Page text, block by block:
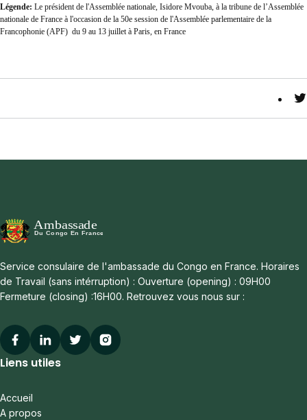
Légende: Le président de l'Assemblée nationale, Isidore Mvouba, à la tribune de l’Assemblée
nationale de France à l'occasion de la 50e session de l'Assemblée parlementaire de la
Francophonie (APF) du 9 au 13 juillet à Paris, en France
Service consulaire de l'ambassade du Congo en France. Horaires
de Travail (sans intérruption) : Ouverture (opening) : 09H00
Fermeture (closing) :16H00. Retrouvez vous nous sur :
Facebook
LinkedinTwitterInstagram
Liens utiles
Accueil
A propos